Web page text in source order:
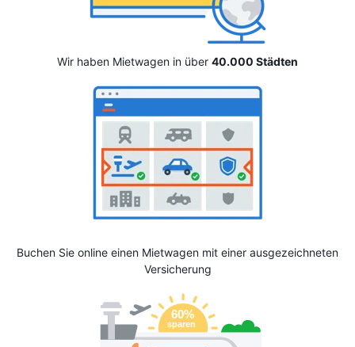
Wir haben Mietwagen in über 40.000 Städten
Buchen Sie online einen Mietwagen mit einer ausgezeichneten
Versicherung